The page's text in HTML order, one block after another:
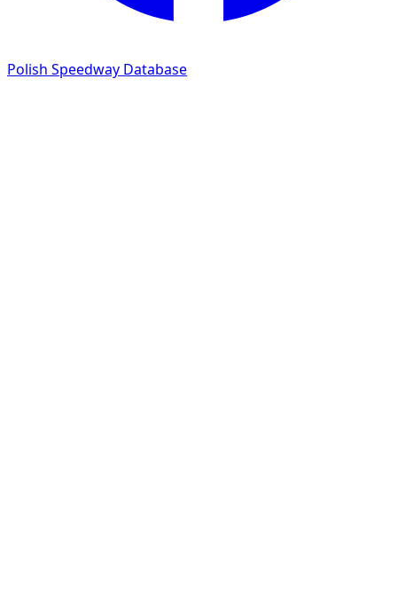
Polish Speedway Database